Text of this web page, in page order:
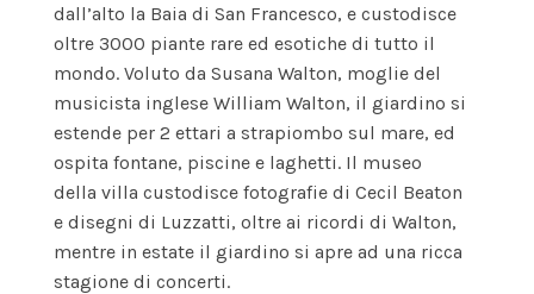
dall’alto la Baia di San Francesco, e custodisce
oltre 3000 piante rare ed esotiche di tutto il
mondo. Voluto da Susana Walton, moglie del
musicista inglese William Walton, il giardino si
estende per 2 ettari a strapiombo sul mare, ed
ospita fontane, piscine e laghetti. Il museo
della villa custodisce fotografie di Cecil Beaton
e disegni di Luzzatti, oltre ai ricordi di Walton,
mentre in estate il giardino si apre ad una ricca
stagione di concerti.